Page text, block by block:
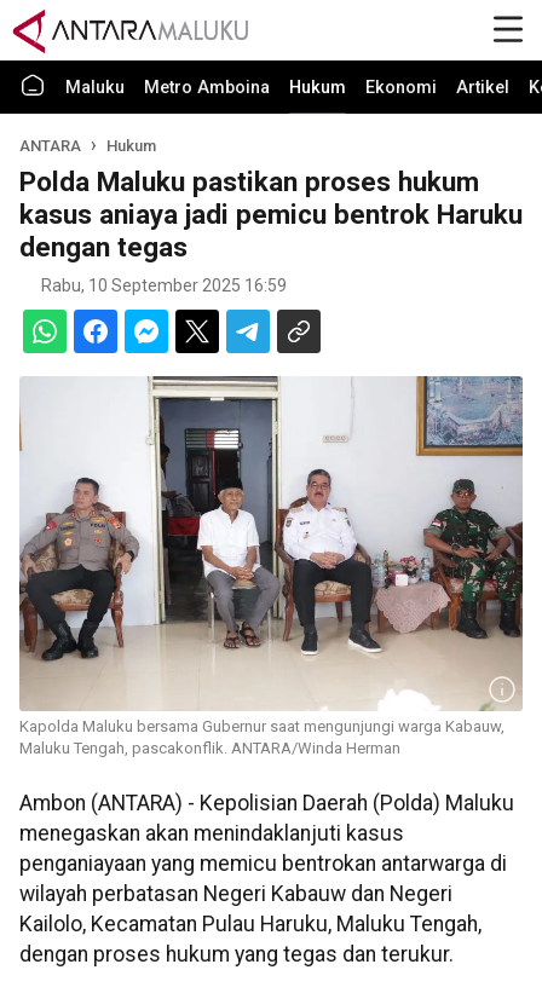
Maluku Metro Amboina Hukum Ekonomi Artikel
ANTARA Hukum
Polda Maluku pastikan proses hukum
kasus aniaya jadi pemicu bentrok Haruku
dengan tegas
Rabu, 10 September 2025 16:59
Kapolda Maluku bersama Gubernur saat mengunjungi warga Kabauw,
Maluku Tengah, pascakonflik. ANTARA/Winda Herman
Ambon (ANTARA) - Kepolisian Daerah (Polda) Maluku
menegaskan akan menindaklanjuti kasus
penganiayaan yang memicu bentrokan antarwarga di
wilayah perbatasan Negeri Kabauw dan Negeri
Kailolo, Kecamatan Pulau Haruku, Maluku Tengah,
dengan proses hukum yang tegas dan terukur.